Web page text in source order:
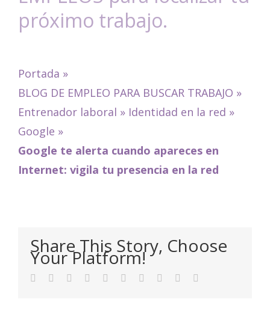
próximo trabajo.
Portada »
BLOG DE EMPLEO PARA BUSCAR TRABAJO »
Entrenador laboral » Identidad en la red »
Google »
Google te alerta cuando apareces en
Internet: vigila tu presencia en la red
Share This Story, Choose
Your Platform!
Facebook
TwitterLinkedIn
Reddit WhatsApp
TumblrPinterest Xing